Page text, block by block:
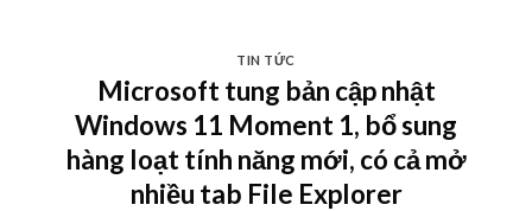
TIN TỨC
Microsoft tung bản cập nhật
Windows 11 Moment 1, bổ sung
hàng loạt tính năng mới, có cả mở
nhiều tab File Explorer